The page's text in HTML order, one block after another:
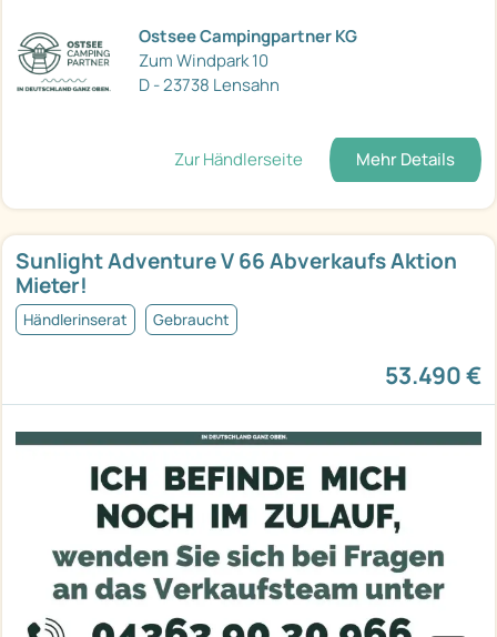
Ostsee Campingpartner KG
Zum Windpark 10
D - 23738 Lensahn
Zur Händlerseite Mehr Details
Sunlight Adventure V 66 Abverkaufs Aktion
Mieter!
Händlerinserat Gebraucht
53.490 €